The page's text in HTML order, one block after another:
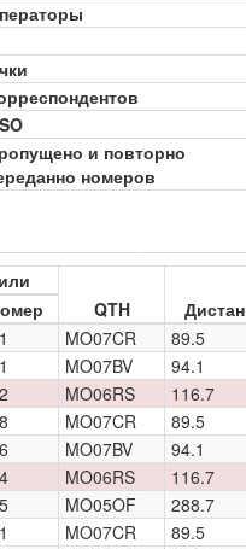
и повторно
номеров
QTH
MO07CR 89.5
MO07BV 94.1
MO06RS 116.7
MO07CR 89.5
MO07BV 94.1
MO06RS 116.7
MO05OF 288.7
MO07CR 89.5